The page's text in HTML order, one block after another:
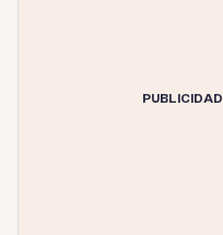
PUBLICIDAD